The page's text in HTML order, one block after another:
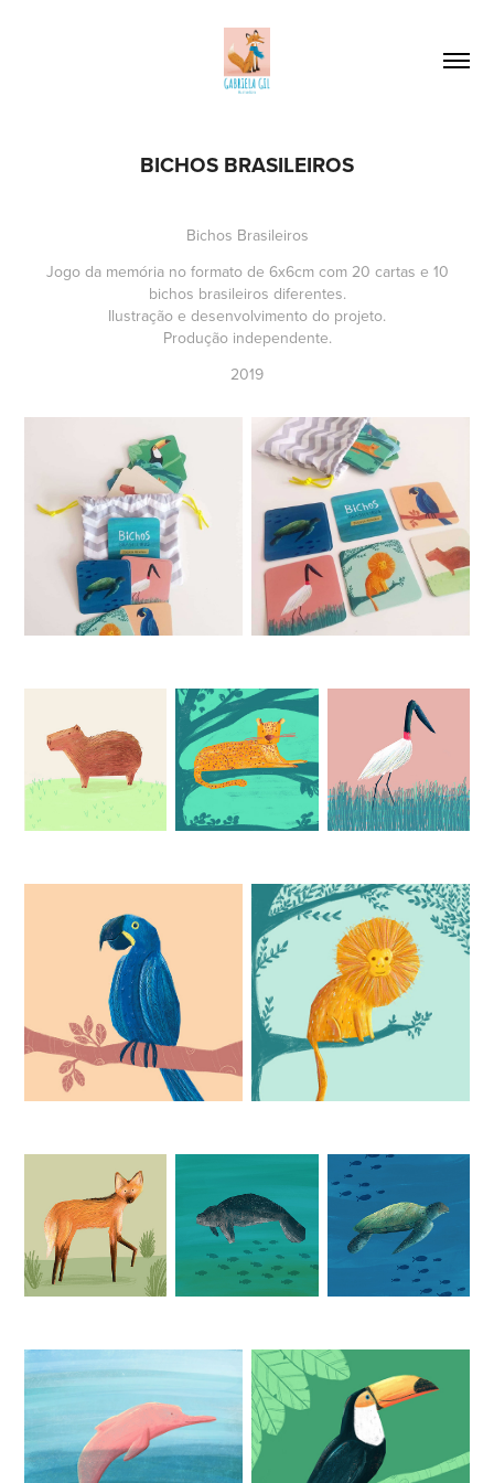
BICHOS BRASILEIROS
Bichos Brasileiros
Jogo da memória no formato de 6x6cm com 20 cartas e 10
bichos brasileiros diferentes.
Ilustração e desenvolvimento do projeto.
Produção independente.
2019